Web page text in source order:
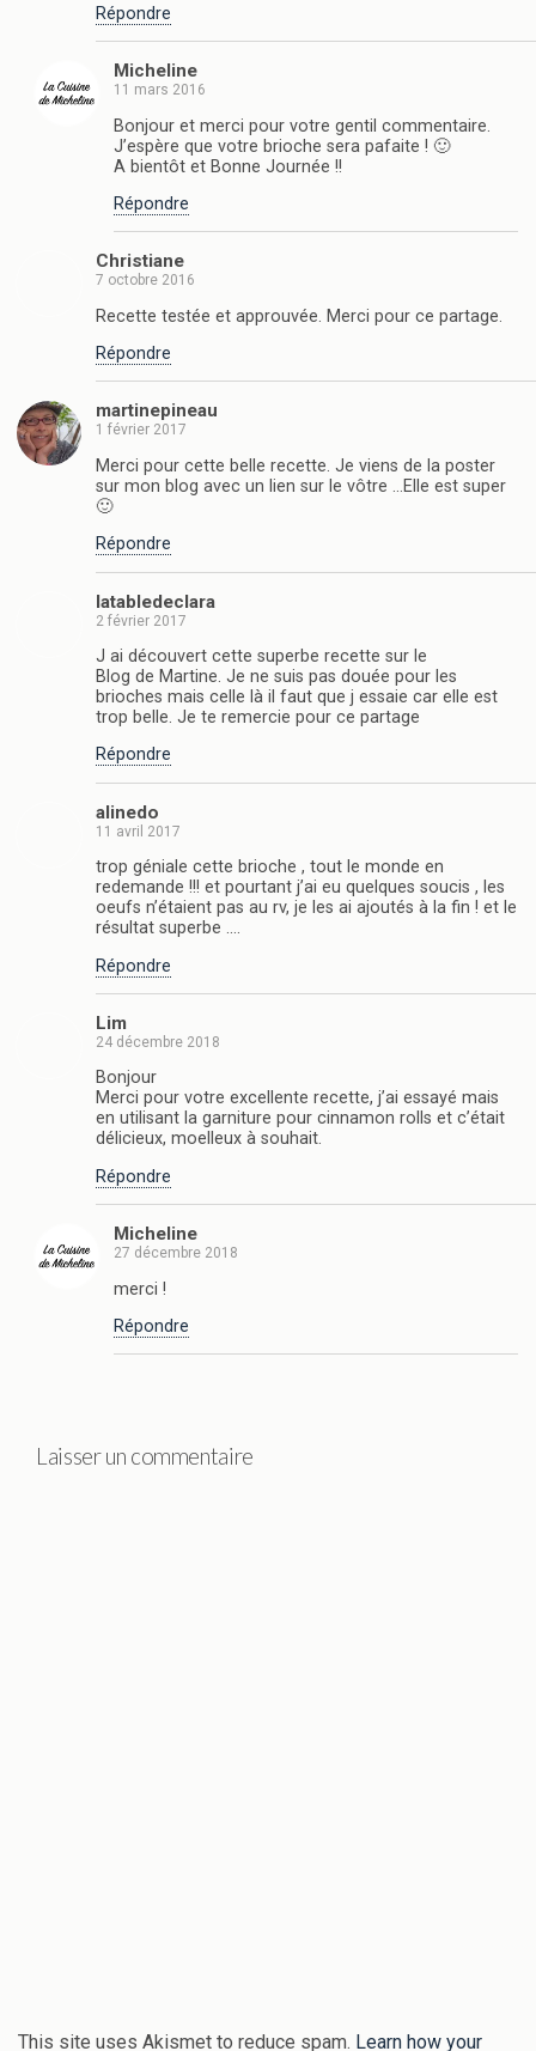
Répondre
Micheline
11 mars 2016
Bonjour et merci pour votre gentil commentaire.
J’espère que votre brioche sera pafaite ! 🙂
A bientôt et Bonne Journée !!
Répondre
Christiane
7 octobre 2016
Recette testée et approuvée. Merci pour ce partage.
Répondre
martinepineau
1 février 2017
Merci pour cette belle recette. Je viens de la poster
sur mon blog avec un lien sur le vôtre …Elle est super
🙂
Répondre
latabledeclara
2 février 2017
J ai découvert cette superbe recette sur le
Blog de Martine. Je ne suis pas douée pour les
brioches mais celle là il faut que j essaie car elle est
trop belle. Je te remercie pour ce partage
Répondre
alinedo
11 avril 2017
trop géniale cette brioche , tout le monde en
redemande !!! et pourtant j’ai eu quelques soucis , les
oeufs n’étaient pas au rv, je les ai ajoutés à la fin ! et le
résultat superbe ….
Répondre
Lim
24 décembre 2018
Bonjour
Merci pour votre excellente recette, j’ai essayé mais
en utilisant la garniture pour cinnamon rolls et c’était
délicieux, moelleux à souhait.
Répondre
Micheline
27 décembre 2018
merci !
Répondre
Laisser un commentaire
This site uses Akismet to reduce spam. Learn how your